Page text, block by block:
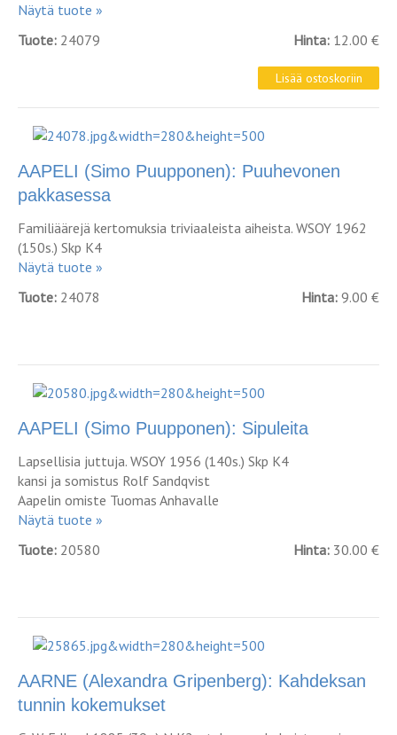
Näytä tuote »
Tuote: 24079 Hinta: 12.00 €
AAPELI (Simo Puupponen): Puuhevonen
pakkasessa
Familiäärejä kertomuksia triviaaleista aiheista. WSOY 1962
(150s.) Skp K4
Näytä tuote »
Tuote: 24078 Hinta: 9.00 €
AAPELI (Simo Puupponen): Sipuleita
Lapsellisia juttuja. WSOY 1956 (140s.) Skp K4
kansi ja somistus Rolf Sandqvist
Aapelin omiste Tuomas Anhavalle
Näytä tuote »
Tuote: 20580 Hinta: 30.00 €
AARNE (Alexandra Gripenberg): Kahdeksan
tunnin kokemukset